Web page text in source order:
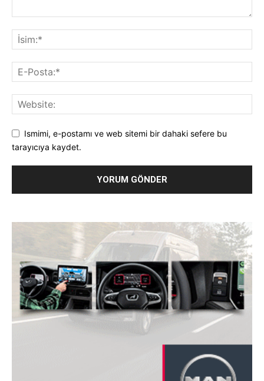
Ismimi, e-postamı ve web sitemi bir dahaki sefere bu
tarayıcıya kaydet.